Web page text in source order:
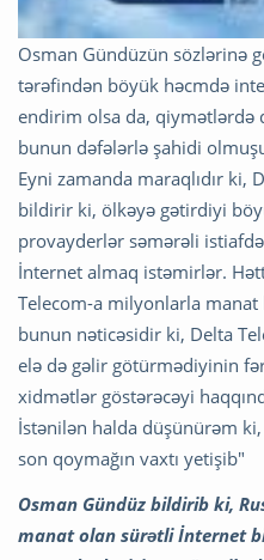
Osman Gündüzün sözlərinə
tərəfindən böyük həcmdə
endirim olsa da, qiymətlərdə
bunun dəfələrlə şahidi
Eyni zamanda maraqlıdır ki,
bildirir ki, ölkəyə gətirdiyi
provayderlər səmərəli
İnternet almaq istəmirlər.
Telecom-a milyonlarla manat
bunun nəticəsidir ki, Delta
elə də gəlir götürmədiyinin
xidmətlər göstərəcəyi
İstənilən halda düşünürəm ki,
son qoymağın vaxtı yetişib"
Osman Gündüz bildirib ki,
manat olan sürətli İnternet